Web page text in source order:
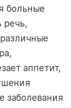
больные
речь,
аппетит,
заболевания